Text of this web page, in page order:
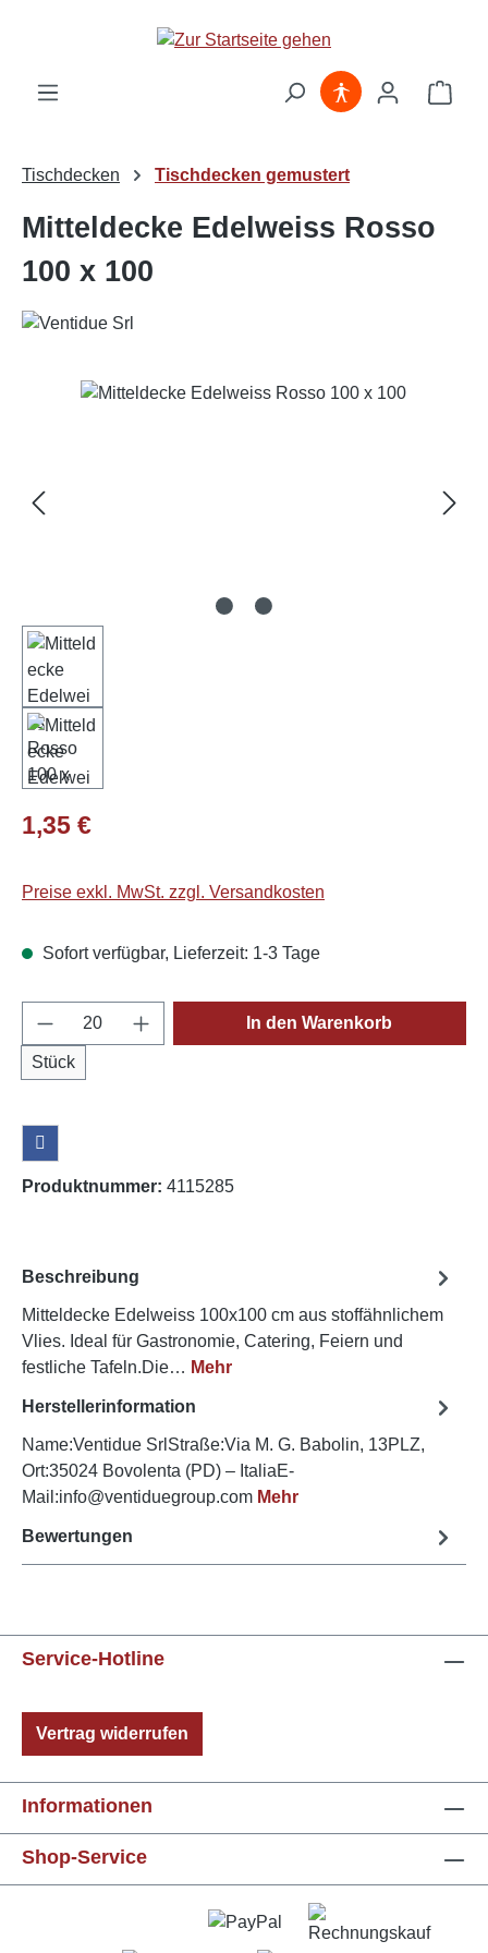
Zum Hauptinhalt springen
Tischdecken Tischdecken gemustert
Mitteldecke Edelweiss Rosso
100 x 100
Bildergalerie überspringen
Regulärer Preis:
1,35 €
Preise exkl. MwSt. zzgl. Versandkosten
Sofort verfügbar, Lieferzeit: 1-3 Tage
Produkt Anzahl: Gib den gewünschten
Stück
In den Warenkorb
Produktnummer: 4115285
Beschreibung
Mitteldecke Edelweiss 100x100 cm aus stoffähnlichem
Vlies. Ideal für Gastronomie, Catering, Feiern und
festliche Tafeln.Die… Mehr
Herstellerinformation
Name:Ventidue SrlStraße:Via M. G. Babolin, 13PLZ,
Ort:35024 Bovolenta (PD) – ItaliaE-
Mail:info@ventiduegroup.com Mehr
Bewertungen
Service-Hotline
Vertrag widerrufen
Informationen
Shop-Service